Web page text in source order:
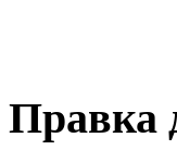
Правка